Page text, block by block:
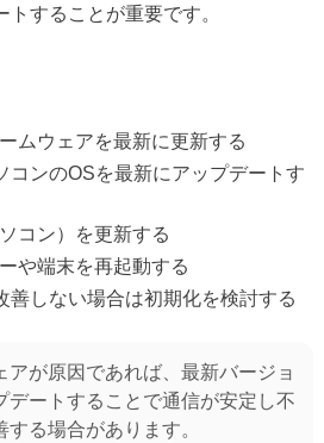
することが重要です。
ムウェアを最新に更新する
コンのOSを最新にアップデートす
コン）を更新する
や端末を再起動する
善しない場合は初期化を検討する
アが原因であれば、最新バージョ
デートすることで通信が安定し不
する場合があります。